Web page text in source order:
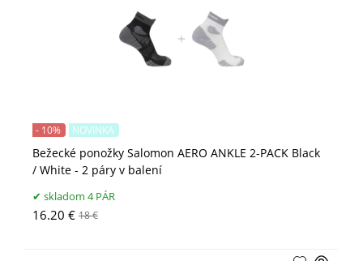
Bežecké ponožky Salomon AERO ANKLE 2-PACK Black
/ White - 2 páry v balení
- 10% NOVINKA
skladom 4 PÁR
16.20 € 18 €